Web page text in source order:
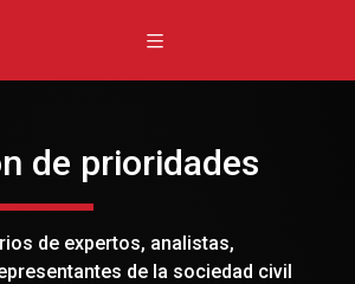
de prioridades
de expertos, analistas,
de la sociedad civil